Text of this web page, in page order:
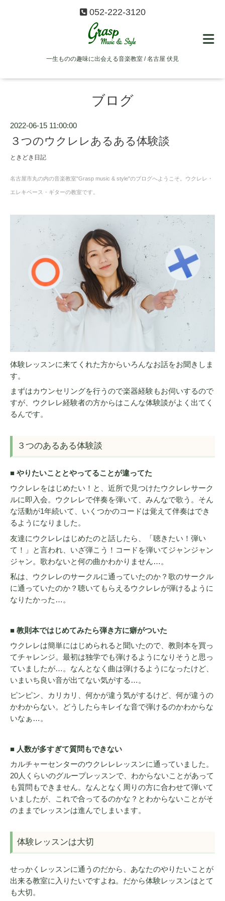
052-222-3120
一生ものの趣味に出会える音楽教室 / 名古屋 伏見
ブログ
2022-06-15 11:00:00
３つのウクレレあるある体験談
ときどき日記
名古屋市丸の内の音楽教室"Grasp music & style"のブログへようこそ。ウクレレ・
エレキベース・ギターの教室です。
体験レッスンに来てくれた方からいろんなお話をお聞きしま
す。
まずはカウンセリングを行うので楽器経験もお伺いするので
すが、ウクレレ経験者の方からはこんな体験談がよく出てく
るんです。
３つのあるある体験談
■ やりたいこととやってることが違ってた
ウクレレをはじめたい！と、近所で見つけたウクレレサーク
ルに即入会。ウクレレで伴奏を弾いて、みんなで歌う。そん
な活動が1年続いて、いくつかのコードは覚えて伴奏はでき
るようになりました。
友達にウクレレはじめたのと話したら、「聴きたい！弾い
て！」と言われ、いざ弾こう！コードを弾いてジャンジャン
ジャン。歌わないと何の曲かわかりません…。
私は、ウクレレのサークルに通っていたのか？歌のサークル
に通っていたのか？聴いてもらえるウクレレが弾けるように
なりたかった…。
■ 教則本ではじめてみたら弾き方に癖がついた
ウクレレは簡単にはじめられると聞いたので、教則本を買っ
てチャレンジ。最初は独学でも弾けるようになりそうと思っ
ていましたが…。なんとなく曲は弾けるようになったけど、
いまいち良い音が出てない気がする…。
ピンピン、カリカリ、何かが違う気がするけど、何が違うの
かわからない。どうしたらキレイな音で弾けるのかわからな
いなぁ…。
■ 人数が多すぎて質問もできない
カルチャーセンターのウクレレレッスンに通っていました。
20人くらいのグループレッスンで、わからないことがあって
も質問もできません。なんとなく周りの方に合わせて弾いて
いましたが、これで合ってるのかな？とわからないことがそ
のままでレッスンは進んでしまいます。
体験レッスンは大切
せっかくレッスンに通うのだから、あなたのやりたいことが
出来る教室に入りたいですよね。だから体験レッスンはとて
も大切。